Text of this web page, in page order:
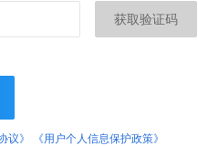
获取验证码
议》 《用户个人信息保护政策》